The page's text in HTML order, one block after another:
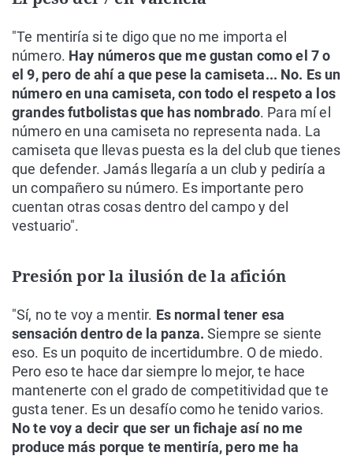
"Te mentiría si te digo que no me importa el
número. Hay números que me gustan como el 7 o
el 9, pero de ahí a que pese la camiseta... No. Es un
número en una camiseta, con todo el respeto a los
grandes futbolistas que has nombrado. Para mí el
número en una camiseta no representa nada. La
camiseta que llevas puesta es la del club que tienes
que defender. Jamás llegaría a un club y pediría a
un compañero su número. Es importante pero
cuentan otras cosas dentro del campo y del
vestuario".
Presión por la ilusión de la afición
"Sí, no te voy a mentir. Es normal tener esa
sensación dentro de la panza. Siempre se siente
eso. Es un poquito de incertidumbre. O de miedo.
Pero eso te hace dar siempre lo mejor, te hace
mantenerte con el grado de competitividad que te
gusta tener. Es un desafío como he tenido varios.
No te voy a decir que ser un fichaje así no me
produce más porque te mentiría, pero me ha